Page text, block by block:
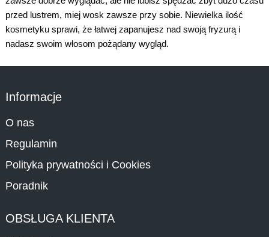
przed lustrem, miej wosk zawsze przy sobie. Niewielka ilość
kosmetyku sprawi, że łatwej zapanujesz nad swoją fryzurą i
nadasz swoim włosom pożądany wygląd.
Informacje
O nas
Regulamin
Polityka prywatności i Cookies
Poradnik
OBSŁUGA KLIENTA